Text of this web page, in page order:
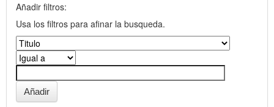
Añadir filtros:
Usa los filtros para afinar la busqueda.